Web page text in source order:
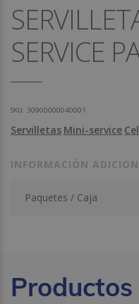
SERVICE
SKU: 30900000040001
Servilletas Mini-service
INFORMACIÓN
Paquetes / Caja